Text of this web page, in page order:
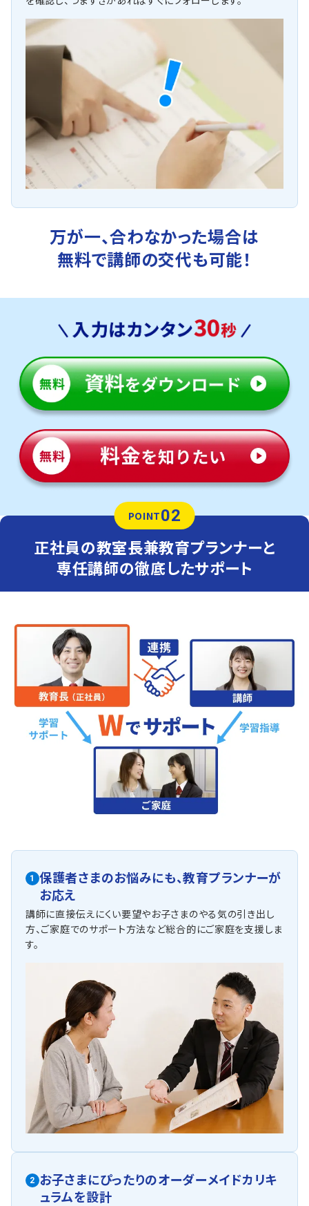
万が一、合わなかった場合は
無料で講師の交代も可能！
POINT02
正社員の教室長兼教育プランナーと
専任講師の徹底したサポート
1 保護者さまのお悩みにも、教育プランナーが
お応え
講師に直接伝えにくい要望やお子さまのやる気の引き出し
方、ご家庭でのサポート方法など総合的にご家庭を支援しま
す。
2 お子さまにぴったりのオーダーメイドカリキ
ュラムを設計